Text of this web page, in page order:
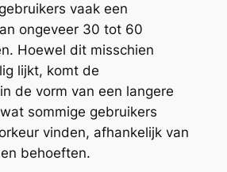
vaak een
ongeveer 30 tot 60
Hoewel dit misschien
lijkt, komt de
de vorm van een langere
sommige gebruikers
vinden, afhankelijk van
behoeften.